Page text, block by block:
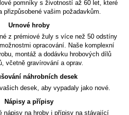
pomníky s životností až 60 let, které
přizpůsobené vašim požadavkům.
Urnové hroby
z prémiové žuly s více než 50 odstíny
opracování. Naše komplexní
montáž a dodávku hrobových dílů
včetně gravírování a oprav.
náhrobních desek
desek, aby vypadaly jako nové.
Nápisy a přípisy
nápisy na hroby i přípisy na stávající